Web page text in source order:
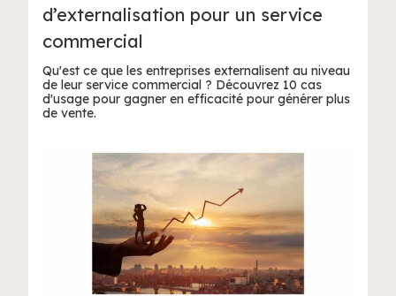
d’externalisation pour un service
commercial
Qu'est ce que les entreprises externalisent au niveau
de leur service commercial ? Découvrez 10 cas
d'usage pour gagner en efficacité pour générer plus
de vente.